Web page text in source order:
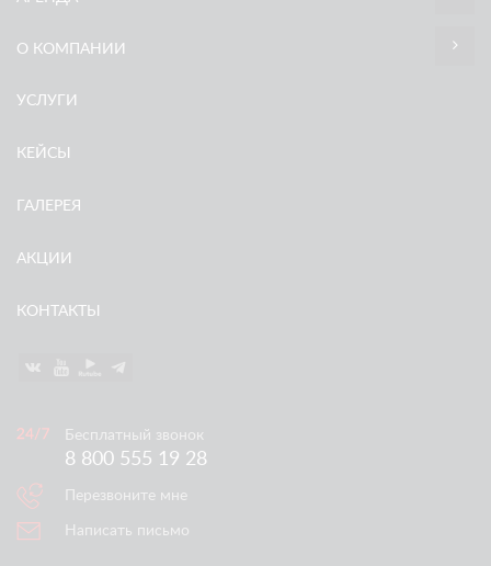
О КОМПАНИИ
УСЛУГИ
КЕЙСЫ
ГАЛЕРЕЯ
АКЦИИ
КОНТАКТЫ
Бесплатный звонок
8 800 555 19 28
Перезвоните мне
Написать письмо